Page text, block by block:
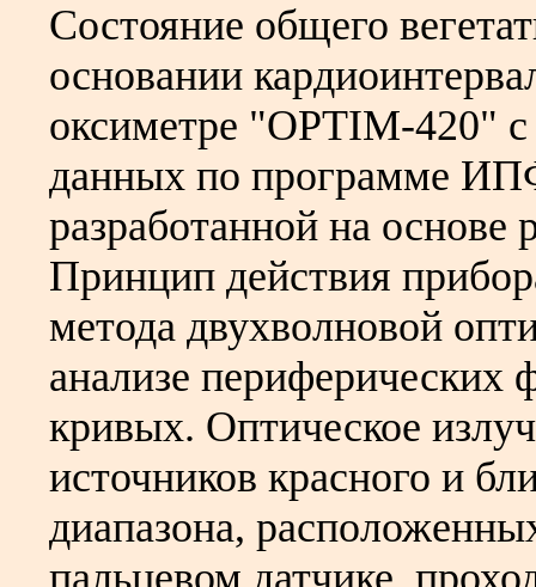
Состояние общего
основании
оксиметре "OPTIM-420"
данных по программе
разработанной на основе
Принцип действия
метода двухволновой
анализе периферических
кривых. Оптическое
источников красного и
диапазона,